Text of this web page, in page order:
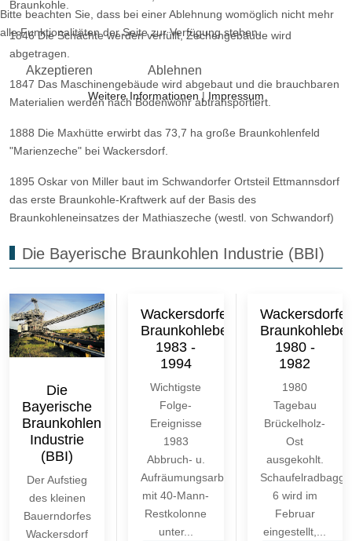
Braunkohle.
1846 Die Schächte werden verfüllt, Zechengebäude wird
abgetragen.
1847 Das Maschinengebäude wird abgebaut und die brauchbaren
Materialien werden nach Bodenwöhr abtransportiert.
1888 Die Maxhütte erwirbt das 73,7 ha große Braunkohlenfeld
"Marienzeche" bei Wackersdorf.
1895 Oskar von Miller baut im Schwandorfer Ortsteil Ettmannsdorf
das erste Braunkohle-Kraftwerk auf der Basis des
Braunkohleneinsatzes der Mathiaszeche (westl. von Schwandorf)
Die Bayerische Braunkohlen Industrie (BBI)
Die
Bayerische
Braunkohlen
Industrie
(BBI)
Der Aufstieg
des kleinen
Bauerndorfes
Wackersdorf
Wackersdorfer
Braunkohlebergbau
1983 -
1994
Wichtigste
Folge-
Ereignisse
1983
Abbruch- u.
Aufräumungsarbeiten
mit 40-Mann-
Restkolonne
unter...
Wackersdorfer
1980 -
1982
1980
Tagebau
Brückelholz-
Ost
ausgekohlt.
6 wird im
Februar
eingestellt,...
Bitte beachten Sie, dass bei einer Ablehnung womöglich nicht mehr
alle Funktionalitäten der Seite zur Verfügung stehen.
Akzeptieren Ablehnen
Weitere Informationen | Impressum